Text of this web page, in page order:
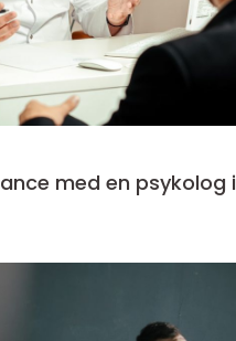
med en psykolog i